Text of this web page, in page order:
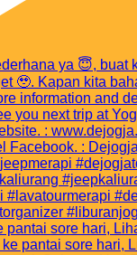
sore hari,